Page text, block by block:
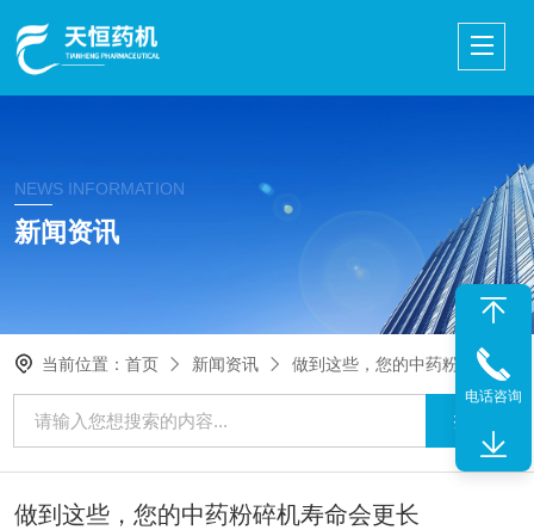
NEWS INFORMATION
新闻资讯
当前位置：首页 新闻资讯 做到这些，您的中药粉碎机寿命会更长
做到这些，您的中药粉碎机寿命会更长
电话咨询